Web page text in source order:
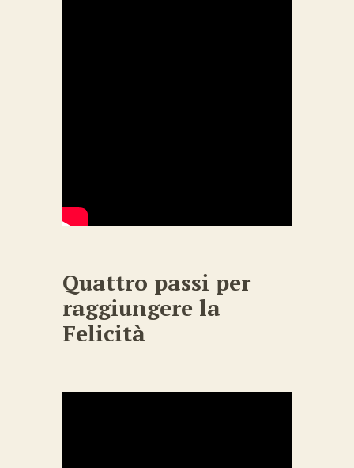
Quattro passi per
raggiungere la
Felicità